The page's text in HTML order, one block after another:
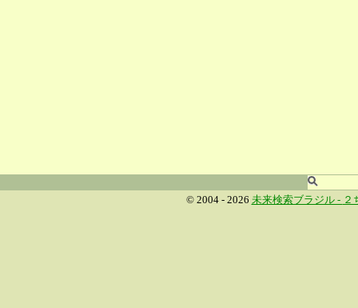
© 2004 - 2026 未来検索ブラジル - ２